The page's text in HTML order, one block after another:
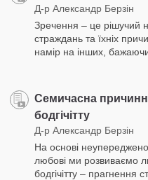
Д-р Александр Берзін
Зречення – це рішучий
страждань та їхніх
намір на інших, бажаючи
Семичасна
бодгічітту
Д-р Александр Берзін
На основі
любові ми розвиваємо
бодгічітту –